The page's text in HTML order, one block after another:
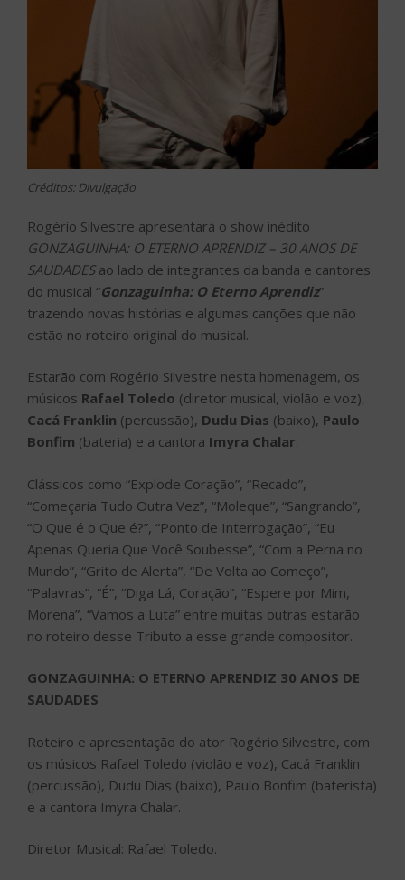
Créditos: Divulgação
Rogério Silvestre apresentará o show inédito
GONZAGUINHA: O ETERNO APRENDIZ – 30 ANOS DE
SAUDADESao lado de integrantes da banda e cantores
do musical “Gonzaguinha: O Eterno Aprendiz”
trazendo novas histórias e algumas canções que não
estão no roteiro original do musical.
Estarão com Rogério Silvestre nesta homenagem, os
músicos Rafael Toledo (diretor musical, violão e voz),
Cacá Franklin (percussão), Dudu Dias (baixo), Paulo
Bonfim (bateria) e a cantora Imyra Chalar.
Clássicos como “Explode Coração”, “Recado”,
“Começaria Tudo Outra Vez”, “Moleque”, “Sangrando”,
“O Que é o Que é?”, “Ponto de Interrogação”, “Eu
Apenas Queria Que Você Soubesse”, “Com a Perna no
Mundo”, “Grito de Alerta”, “De Volta ao Começo”,
“Palavras”, “É”, “Diga Lá, Coração”, “Espere por Mim,
Morena”, “Vamos a Luta” entre muitas outras estarão
no roteiro desse Tributo a esse grande compositor.
GONZAGUINHA: O ETERNO APRENDIZ 30 ANOS DE
SAUDADES
Roteiro e apresentação do ator Rogério Silvestre, com
os músicos Rafael Toledo (violão e voz), Cacá Franklin
(percussão), Dudu Dias (baixo), Paulo Bonfim (baterista)
e a cantora Imyra Chalar.
Diretor Musical: Rafael Toledo.